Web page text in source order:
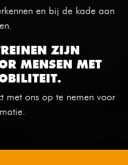
en bij de kade aan
ZIJN
MENSEN MET
met ons op te nemen voor